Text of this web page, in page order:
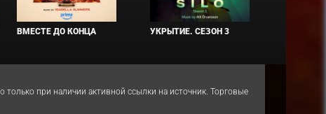
ВМЕСТЕ ДО КОНЦА УКРЫТИЕ. СЕЗОН 3
при наличии активной ссылки на источник. Торговые